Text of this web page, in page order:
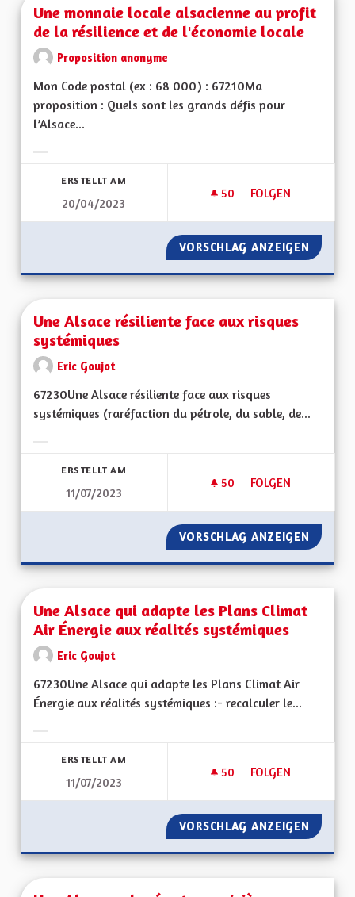
Une monnaie locale alsacienne au profit
de la résilience et de l'économie locale
Proposition anonyme
Mon Code postal (ex : 68 000) : 67210Ma
proposition : Quels sont les grands défis pour
l’Alsace...
ERSTELLT AM
20/04/2023
50 50 FOLLOWER
FOLGEN
UNE MONNAIE
VORSCHLAG ANZEIGEN UNE
Une Alsace résiliente face aux risques
systémiques
Eric Goujot
67230Une Alsace résiliente face aux risques
systémiques (raréfaction du pétrole, du sable, de...
ERSTELLT AM
11/07/2023
50 50 FOLLOWER
FOLGEN
UNE ALSACE
VORSCHLAG ANZEIGEN UNE
Une Alsace qui adapte les Plans Climat
Air Énergie aux réalités systémiques
Eric Goujot
67230Une Alsace qui adapte les Plans Climat Air
Énergie aux réalités systémiques :- recalculer le...
ERSTELLT AM
11/07/2023
50 50 FOLLOWER
FOLGEN
UNE ALSACE QUI
VORSCHLAG ANZEIGEN UNE